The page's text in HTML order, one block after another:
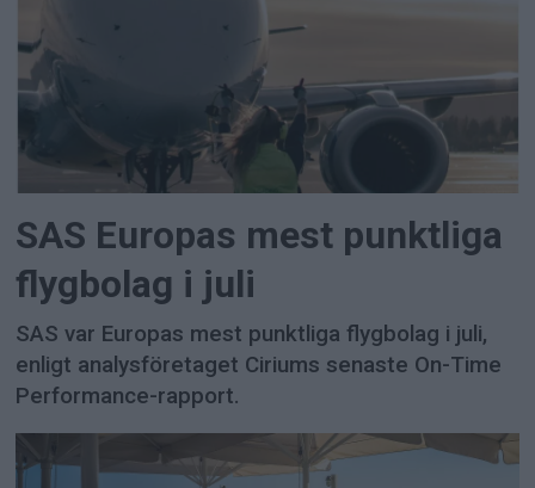
SAS Europas mest punktliga
flygbolag i juli
SAS var Europas mest punktliga flygbolag i juli,
enligt analysföretaget Ciriums senaste On-Time
Performance-rapport.